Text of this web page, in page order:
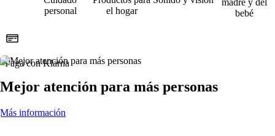
personal
el hogar
madre y del
bebé
Paga con Klarna
Mejor atención para más personas
Más información